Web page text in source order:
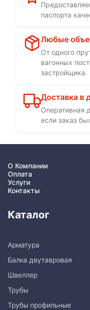
паспорта
Любые
От одного
вагонных
застройщика.
Доставка в
Оперативная
если заказ
О Компании
Оплата
Услуги
Контакты
Каталог
Арматура
Балка двутавровая
Швеллер
Трубы
Трубы профильные